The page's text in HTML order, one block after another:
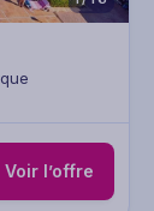
Voir l’offre